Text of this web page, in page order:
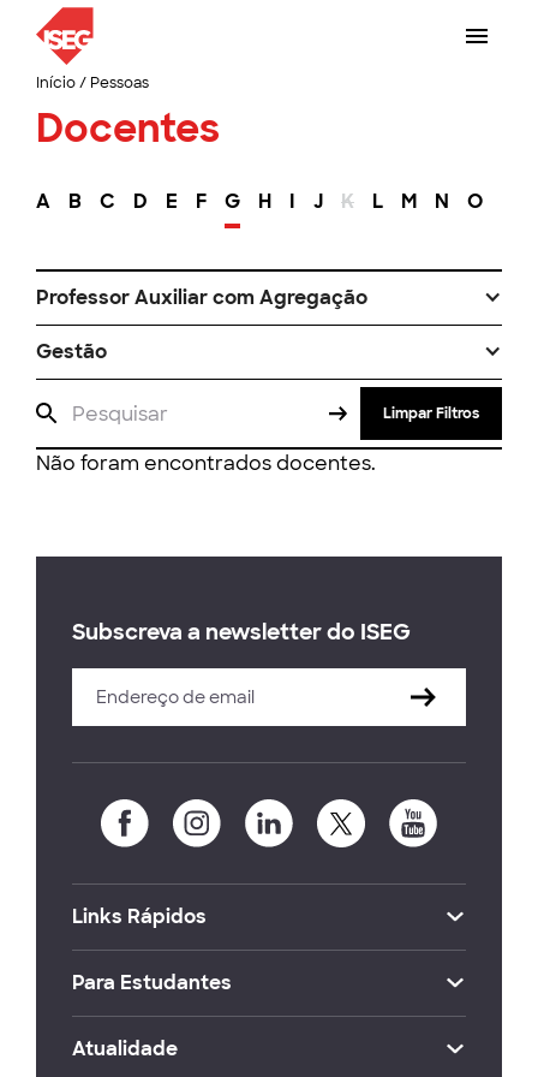
Início/ Pessoas
Docentes
A B C D E F G H I J K L M N O
Professor Auxiliar com Agregação
Gestão
Limpar Filtros
Não foram encontrados docentes.
Subscreva a newsletter do ISEG
Links Rápidos
Para Estudantes
Atualidade